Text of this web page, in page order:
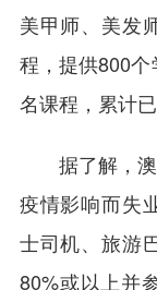
美甲师、美发
程，提供800
名课程，累计
据了解，澳
疫情影响而失
士司机、旅游
80%或以上并